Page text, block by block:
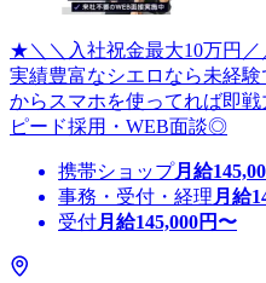
★＼＼入社祝金最大10万円
実績豊富なシエロなら未経
からスマホを使ってれば即
ピード採用・WEB面談◎
携帯ショップ月給
事務・受付・経理 月給
受付月給145,000円〜